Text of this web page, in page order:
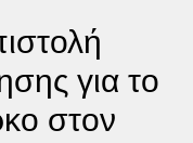
για το
στον